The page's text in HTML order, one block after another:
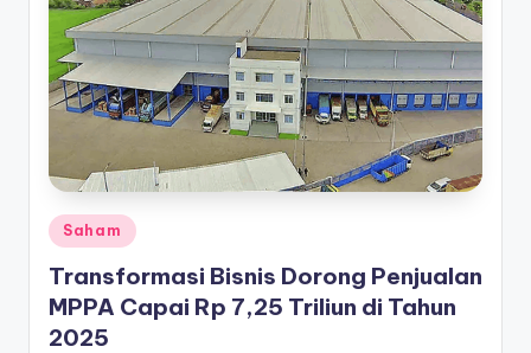
a
Posted
in
Saham
Transformasi Bisnis Dorong Penjualan
MPPA Capai Rp 7,25 Triliun di Tahun
2025